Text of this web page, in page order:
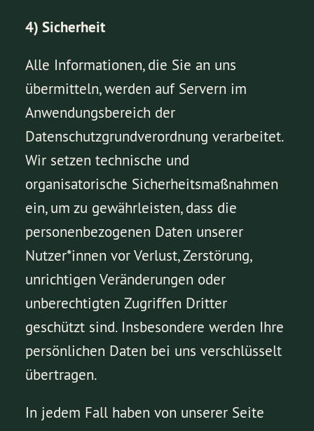
4) Sicherheit
Alle Informationen, die Sie an uns
übermitteln, werden auf Servern im
Anwendungsbereich der
Datenschutzgrundverordnung verarbeitet.
Wir setzen technische und
organisatorische Sicherheitsmaßnahmen
ein, um zu gewährleisten, dass die
personenbezogenen Daten unserer
Nutzer*innen vor Verlust, Zerstörung,
unrichtigen Veränderungen oder
unberechtigten Zugriffen Dritter
geschützt sind. Insbesondere werden Ihre
persönlichen Daten bei uns verschlüsselt
übertragen.
In jedem Fall haben von unserer Seite